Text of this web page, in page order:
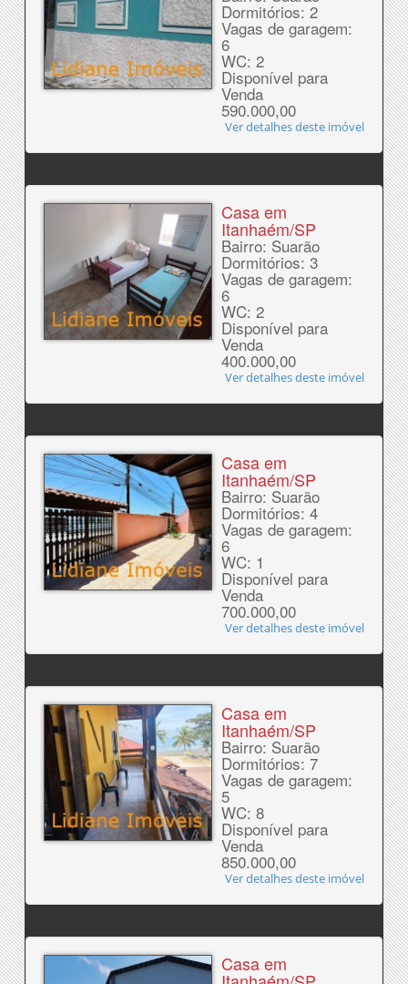
Dormitórios: 2
Vagas de garagem:
6
WC: 2
Disponível para
Venda
590.000,00
Ver detalhes deste imóvel
Casa em
Itanhaém/SP
Bairro: Suarão
Dormitórios: 3
Vagas de garagem:
6
WC: 2
Disponível para
Venda
400.000,00
Ver detalhes deste imóvel
Casa em
Itanhaém/SP
Bairro: Suarão
Dormitórios: 4
Vagas de garagem:
6
WC: 1
Disponível para
Venda
700.000,00
Ver detalhes deste imóvel
Casa em
Itanhaém/SP
Bairro: Suarão
Dormitórios: 7
Vagas de garagem:
5
WC: 8
Disponível para
Venda
850.000,00
Ver detalhes deste imóvel
Casa em